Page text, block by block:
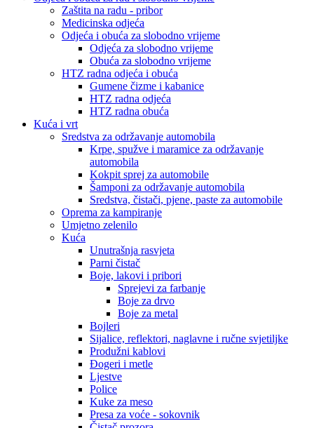
Zaštita na radu - pribor
Medicinska odjeća
Odjeća i obuća za slobodno vrijeme
Odjeća za slobodno vrijeme
Obuća za slobodno vrijeme
HTZ radna odjeća i obuća
Gumene čizme i kabanice
HTZ radna odjeća
HTZ radna obuća
Kuća i vrt
Sredstva za održavanje automobila
Krpe, spužve i maramice za održavanje
automobila
Kokpit sprej za automobile
Šamponi za održavanje automobila
Sredstva, čistači, pjene, paste za automobile
Oprema za kampiranje
Umjetno zelenilo
Kuća
Unutrašnja rasvjeta
Parni čistač
Boje, lakovi i pribori
Sprejevi za farbanje
Boje za drvo
Boje za metal
Bojleri
Sijalice, reflektori, naglavne i ručne svjetiljke
Produžni kablovi
Đogeri i metle
Ljestve
Police
Kuke za meso
Presa za voće - sokovnik